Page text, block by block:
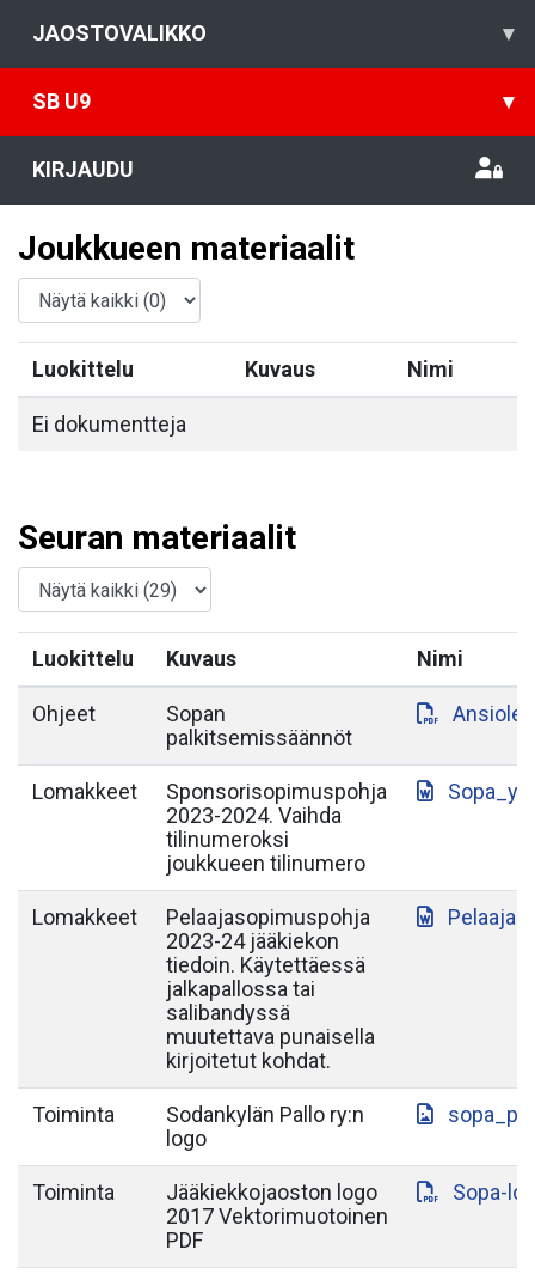
JAOSTOVALIKKO ▾
SB U9 ▾
KIRJAUDU
Joukkueen materiaalit
Luokittelu Kuvaus Nimi
Ei dokumentteja
Seuran materiaalit
Luokittelu Kuvaus Nimi
Ohjeet
Sopan
palkitsemissäännöt
Lomakkeet
Sponsorisopimuspohja
2023-2024. Vaihda
tilinumeroksi
joukkueen tilinumero
Lomakkeet
Pelaajasopimuspohja
2023-24 jääkiekon
tiedoin. Käytettäessä
jalkapallossa tai
salibandyssä
muutettava punaisella
kirjoitetut kohdat.
Toiminta
Sodankylän Pallo ry:n
logo
Toiminta
Jääkiekkojaoston logo
2017 Vektorimuotoinen
PDF
Sopa-